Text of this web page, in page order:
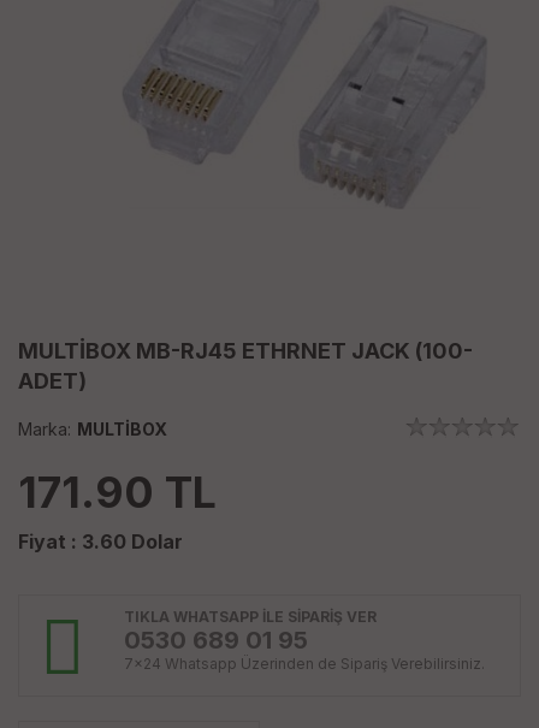
MULTİBOX MB-RJ45 ETHRNET JACK (100-
ADET)
Marka: MULTİBOX
171.90 TL
Fiyat : 3.60 Dolar
TIKLA WHATSAPP İLE SİPARİŞ VER
0530 689 01 95
7x24 Whatsapp Üzerinden de Sipariş Verebilirsiniz.